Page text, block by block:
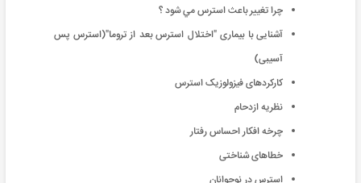
چرا تغيير باعث استرس مي شود ؟
آشنایی با بیماری "اختلال استرس بعد از تروما"(استرس پس
آسیبی)
کارکردهای فیزولوزیک استرس
نظریه ازدحام
چرخه افکار احساس رفتار
خطاهای شناختی
استرس در نوجوانان